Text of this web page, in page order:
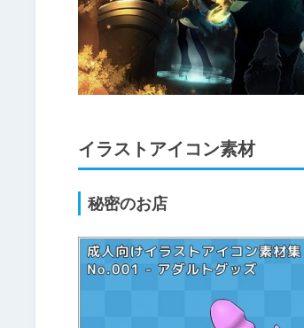
イラストアイコン素材
秘密のお店